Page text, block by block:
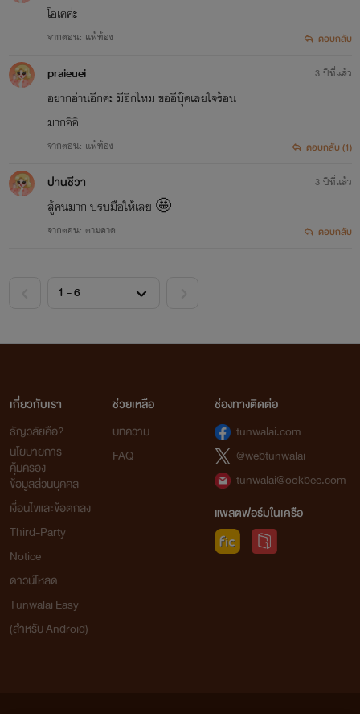
โอเคค่ะ
จากตอน: แพ้ท้อง ตอบกลับ
praieuei
อยากอ่านอีกค่ะ มีอีกไหม ขออีบุ๊คเลยใจร้อน
มากอิอิ
จากตอน: แพ้ท้อง
3 ปีที่แล้ว
ตอบกลับ (1)
ปานชีวา
สู้คนมาก ปรบมือให้เลย 🤩
จากตอน: ตามคาด
3 ปีที่แล้ว
ตอบกลับ
เกี่ยวกับเรา
ธัญวลัยคือ?
นโยบายการ
คุ้มครอง
ข้อมูลส่วนบุคคล
เงื่อนไขและข้อตกลง
Third-Party
Notice
ดาวน์โหลด
Tunwalai Easy
(สำหรับ Android)
ช่วยเหลือ
บทความ
FAQ
ช่องทางติดต่อ
tunwalai.com
@webtunwalai
tunwalai@ookbee.com
แพลตฟอร์มในเครือ